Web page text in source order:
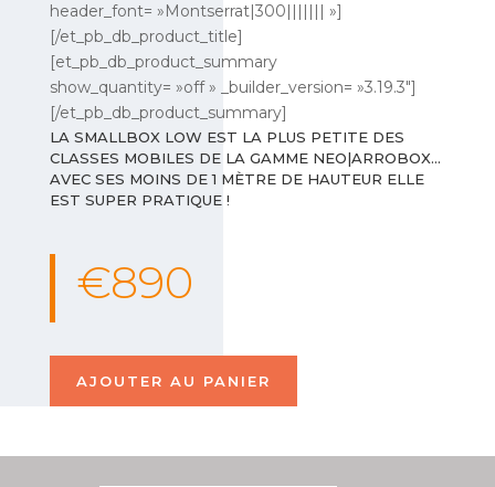
header_font= »Montserrat|300||||||| »]
[/et_pb_db_product_title]
[et_pb_db_product_summary
show_quantity= »off » _builder_version= »3.19.3″]
[/et_pb_db_product_summary]
LA SMALLBOX LOW EST LA PLUS PETITE DES
CLASSES MOBILES DE LA GAMME NEO|ARROBOX…
AVEC SES MOINS DE 1 MÈTRE DE HAUTEUR ELLE
EST SUPER PRATIQUE !
€890
AJOUTER AU PANIER